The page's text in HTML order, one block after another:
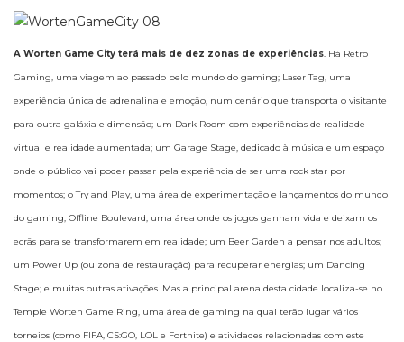
A Worten Game City terá mais de dez zonas de experiências. Há Retro
Gaming, uma viagem ao passado pelo mundo do gaming; Laser Tag, uma
experiência única de adrenalina e emoção, num cenário que transporta o visitante
para outra galáxia e dimensão; um Dark Room com experiências de realidade
virtual e realidade aumentada; um Garage Stage, dedicado à música e um espaço
onde o público vai poder passar pela experiência de ser uma rock star por
momentos; o Try and Play, uma área de experimentação e lançamentos do mundo
do gaming; Offline Boulevard, uma área onde os jogos ganham vida e deixam os
ecrãs para se transformarem em realidade; um Beer Garden a pensar nos adultos;
um Power Up (ou zona de restauração) para recuperar energias; um Dancing
Stage; e muitas outras ativações. Mas a principal arena desta cidade localiza-se no
Temple Worten Game Ring, uma área de gaming na qual terão lugar vários
torneios (como FIFA, CS:GO, LOL e Fortnite) e atividades relacionadas com este